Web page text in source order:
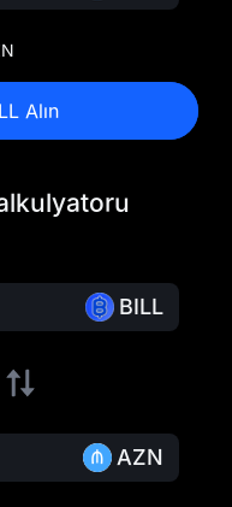
Alın
BILL
AZN